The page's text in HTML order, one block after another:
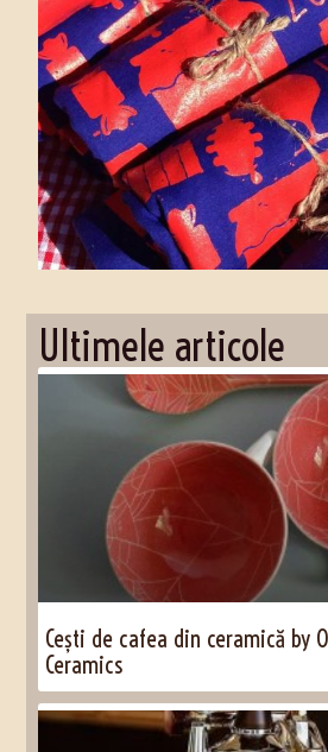
Ultimele articole
Cești de cafea din ceramică by
Ceramics